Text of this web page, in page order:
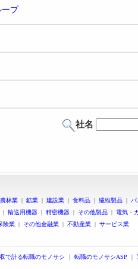
ープ
社名
林業 | 鉱業 | 建設業 | 食料品 | 繊維製品 |
| 輸送用機器 | 精密機器 | その他製品 | 電気・
険業 | その他金融業 | 不動産業 | サービス業
で計る転職のモノサシ ｜ 転職のモノサシASP ｜